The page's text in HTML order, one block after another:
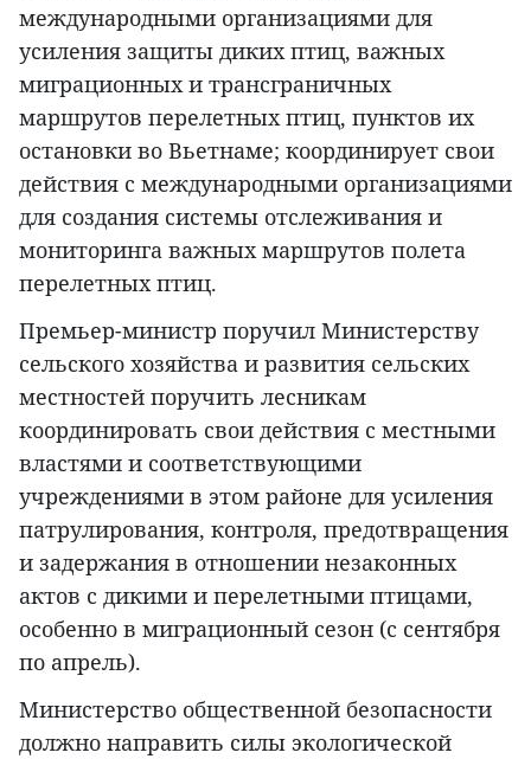
международными организациями для
усиления защиты диких птиц, важных
миграционных и трансграничных
маршрутов перелетных птиц, пунктов их
остановки во Вьетнаме; координирует свои
действия с международными организациями
для создания системы отслеживания и
мониторинга важных маршрутов полета
перелетных птиц.
Премьер-министр поручил Министерству
сельского хозяйства и развития сельских
местностей поручить лесникам
координировать свои действия с местными
властями и соответствующими
учреждениями в этом районе для усиления
патрулирования, контроля, предотвращения
и задержания в отношении незаконных
актов с дикими и перелетными птицами,
особенно в миграционный сезон (с сентября
по апрель).
Министерство общественной безопасности
должно направить силы экологической